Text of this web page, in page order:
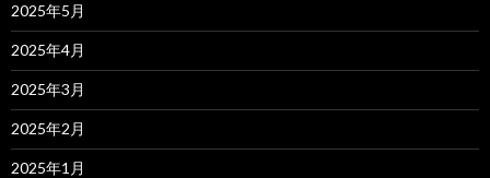
2025年5月
2025年4月
2025年3月
2025年2月
2025年1月